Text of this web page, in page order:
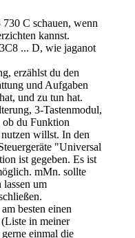
C schauen, wenn
kannst.
... D, wie jaganot
erzählst du den
und Aufgaben
und zu tun hat.
3-Tastenmodul,
ob du Funktion
willst. In den
"Universal
ist gegeben. Es ist
mMn. sollte
um
besten einen
in meiner
einmal die